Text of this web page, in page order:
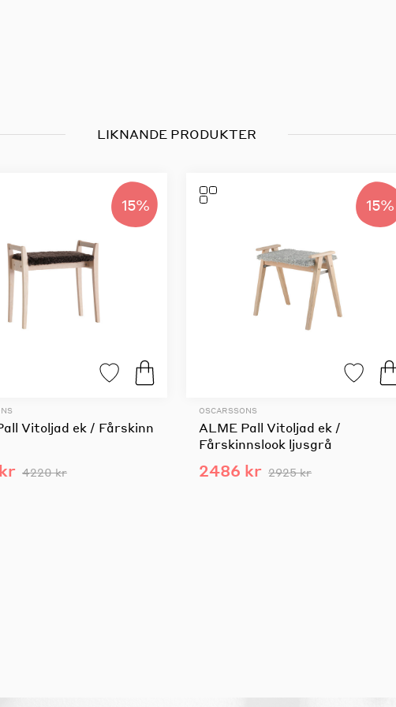
LIKNANDE PRODUKTER
15%
Vitoljad ek / Fårskinn
4220 kr
15%
OSCARSSONS
ALME Pall Vitoljad ek /
Fårskinnslook ljusgrå
2486 kr 2925 kr